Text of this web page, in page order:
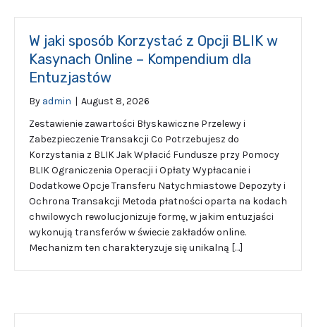
W jaki sposób Korzystać z Opcji BLIK w
Kasynach Online – Kompendium dla
Entuzjastów
By admin | August 8, 2026
Zestawienie zawartości Błyskawiczne Przelewy i
Zabezpieczenie Transakcji Co Potrzebujesz do
Korzystania z BLIK Jak Wpłacić Fundusze przy Pomocy
BLIK Ograniczenia Operacji i Opłaty Wypłacanie i
Dodatkowe Opcje Transferu Natychmiastowe Depozyty i
Ochrona Transakcji Metoda płatności oparta na kodach
chwilowych rewolucjonizuje formę, w jakim entuzjaści
wykonują transferów w świecie zakładów online.
Mechanizm ten charakteryzuje się unikalną […]